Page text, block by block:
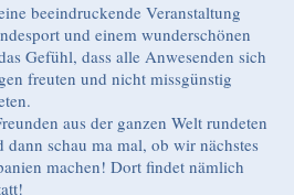
beeindruckende Veranstaltung
und einem wunderschönen
Gefühl, dass alle Anwesenden sich
freuten und nicht missgünstig
aus der ganzen Welt rundeten
schau ma mal, ob wir nächstes
machen! Dort findet nämlich